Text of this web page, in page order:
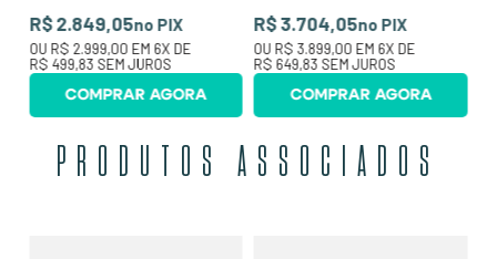
R$ 2.849,05no PIX
OU R$ 2.999,00 EM 6X DE
R$ 499,83 SEM JUROS
COMPRAR AGORA
R$ 3.704,05no PIX
OU R$ 3.899,00 EM 6X DE
R$ 649,83 SEM JUROS
COMPRAR AGORA
PRODUTOS ASSOCIADOS